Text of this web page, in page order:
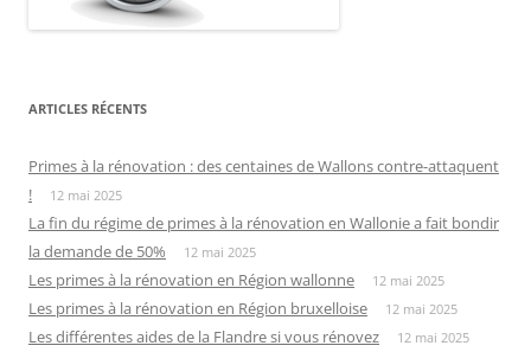
ARTICLES RÉCENTS
Primes à la rénovation : des centaines de Wallons contre-attaquent
!
12 mai 2025
La fin du régime de primes à la rénovation en Wallonie a fait bondir
la demande de 50%
12 mai 2025
Les primes à la rénovation en Région wallonne 12 mai 2025
Les primes à la rénovation en Région bruxelloise 12 mai 2025
Les différentes aides de la Flandre si vous rénovez 12 mai 2025